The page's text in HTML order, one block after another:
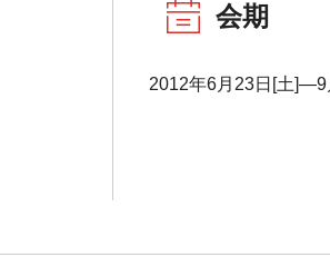
会期
2012年6月23日[土]―9